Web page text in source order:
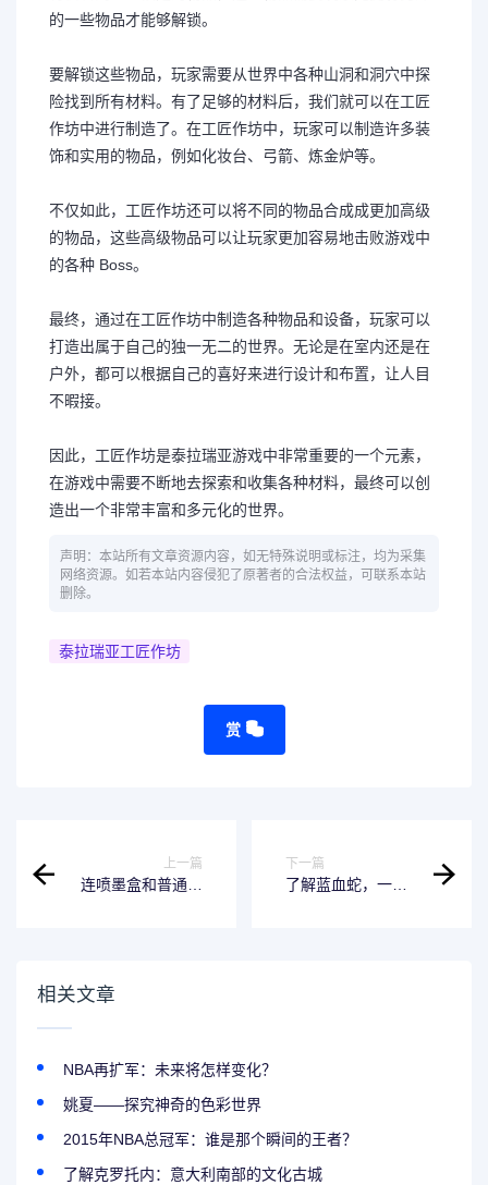
的一些物品才能够解锁。
要解锁这些物品，玩家需要从世界中各种山洞和洞穴中探
险找到所有材料。有了足够的材料后，我们就可以在工匠
作坊中进行制造了。在工匠作坊中，玩家可以制造许多装
饰和实用的物品，例如化妆台、弓箭、炼金炉等。
不仅如此，工匠作坊还可以将不同的物品合成成更加高级
的物品，这些高级物品可以让玩家更加容易地击败游戏中
的各种 Boss。
最终，通过在工匠作坊中制造各种物品和设备，玩家可以
打造出属于自己的独一无二的世界。无论是在室内还是在
户外，都可以根据自己的喜好来进行设计和布置，让人目
不暇接。
因此，工匠作坊是泰拉瑞亚游戏中非常重要的一个元素，
在游戏中需要不断地去探索和收集各种材料，最终可以创
造出一个非常丰富和多元化的世界。
声明：本站所有文章资源内容，如无特殊说明或标注，均为采集
网络资源。如若本站内容侵犯了原著者的合法权益，可联系本站
删除。
泰拉瑞亚工匠作坊
赏
上一篇
连喷墨盒和普通墨
下一篇
了解蓝血蛇，一个
相关文章
NBA再扩军：未来将怎样变化？
姚夏——探究神奇的色彩世界
2015年NBA总冠军：谁是那个瞬间的王者？
了解克罗托内：意大利南部的文化古城